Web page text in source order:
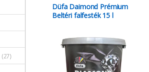
Düfa Daimond Prémium
Beltéri falfesték 15 l
(27)